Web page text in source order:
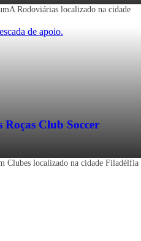
Rodoviárias localizado na cidade
Roças Club Soccer
Clubes localizado na cidade Filadélfia